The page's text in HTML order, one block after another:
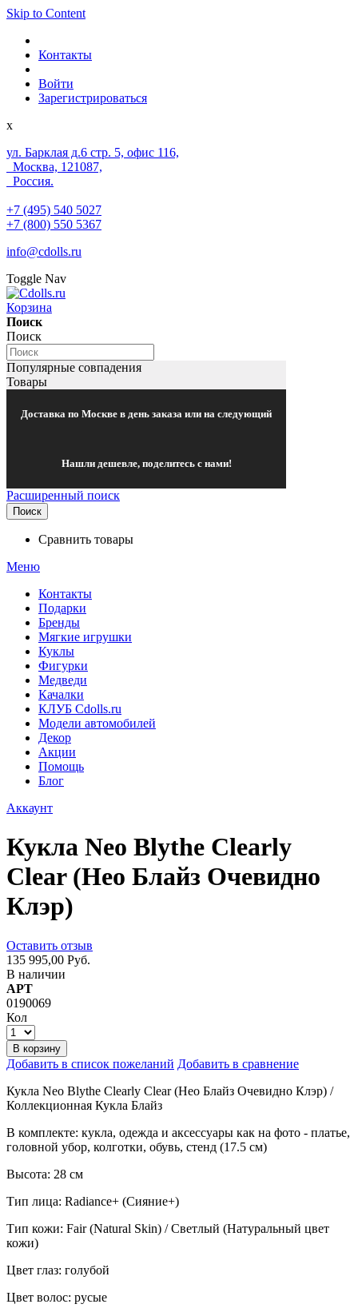
Skip to Content
Контакты
Войти
Зарегистрироваться
x
ул. Барклая д.6 стр. 5, офис 116,
Москва, 121087,
Россия.
+7 (495) 540 5027
+7 (800) 550 5367
info@cdolls.ru
Toggle Nav
Корзина
Поиск
Поиск
Популярные совпадения
Товары
Доставка по Москве в день заказа или на следующий
Нашли дешевле, поделитесь с нами!
Расширенный поиск
Поиск
Сравнить товары
Меню
Контакты
Подарки
Бренды
Мягкие игрушки
Куклы
Фигурки
Медведи
Качалки
КЛУБ Cdolls.ru
Модели автомобилей
Декор
Акции
Помощь
Блог
Аккаунт
Кукла Neo Blythe Clearly
Clear (Нео Блайз Очевидно
Клэр)
Оставить отзыв
135 995,00 Руб.
В наличии
АРТ
0190069
Кол
В корзину
Добавить в список пожеланий Добавить в сравнение
Кукла Neo Blythe Clearly Clear (Нео Блайз Очевидно Клэр) /
Коллекционная Кукла Блайз
В комплекте: кукла, одежда и аксессуары как на фото - платье,
головной убор, колготки, обувь, стенд (17.5 см)
Высота: 28 см
Тип лица: Radiance+ (Сияние+)
Тип кожи: Fair (Natural Skin) / Светлый (Натуральный цвет
кожи)
Цвет глаз: голубой
Цвет волос: русые